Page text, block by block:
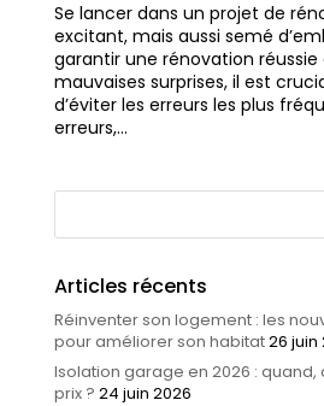
Se lancer dans un projet de
excitant, mais aussi semé
garantir une rénovation réussie
mauvaises surprises, il est
d’éviter les erreurs les plus
erreurs,...
Articles récents
Réinventer son logement : les
pour améliorer son habitat26 juin
Isolation garage en 2026 :
prix ? 24 juin 2026